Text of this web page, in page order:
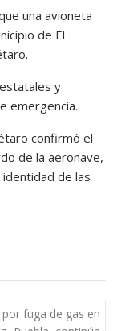
una avioneta
de El
y
emergencia.
confirmó el
de la aeronave,
identidad de las
por fuga de gas en